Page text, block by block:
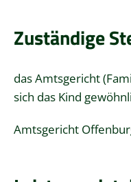
Zuständige
das Amtsgericht
sich das Kind
Amtsgericht